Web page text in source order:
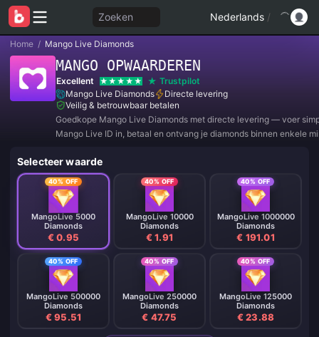
Zoeken Nederlands /
Home / Mango Live Diamonds
MANGO OPWAARDEREN
Excellent
Trustpilot
Mango Live Diamonds
Directe levering
Veilig & betrouwbaar betalen
Goedkope Mango Live Diamonds met directe levering — voer
Mango Live ID in, betaal en ontvang je diamonds binnen enkele
Selecteer waarde
40% OFF
MangoLive 5000
Diamonds
€ 0.95
40% OFF
MangoLive 10000
Diamonds
€ 1.91
40% OFF
MangoLive 1000000
Diamonds
€ 191.01
40% OFF
MangoLive 500000
Diamonds
€ 95.51
40% OFF
MangoLive 250000
Diamonds
€ 47.75
40% OFF
MangoLive 125000
Diamonds
€ 23.88